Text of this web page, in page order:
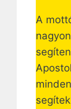
A